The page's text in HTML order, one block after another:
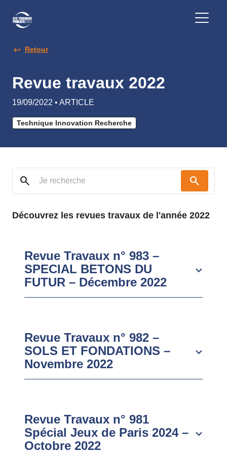
Retour
Revue travaux 2022
19/09/2022 • ARTICLE
Technique Innovation Recherche
search search
Découvrez les revues travaux de l'année 2022
Revue Travaux n° 983 –
SPECIAL BETONS DU
FUTUR – Décembre 2022
Revue Travaux n° 982 –
SOLS ET FONDATIONS –
Novembre 2022
Revue Travaux n° 981
Spécial Jeux de Paris 2024 –
Octobre 2022